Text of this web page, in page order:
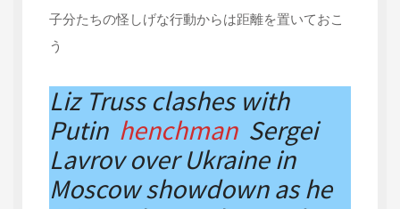
子分たちの怪しげな行動からは距離を置いておこ
う
Liz Truss clashes with
Putin henchman Sergei
Lavrov over Ukraine in
Moscow showdown as he